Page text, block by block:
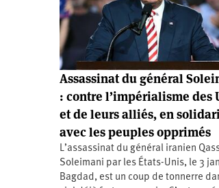
Assassinat du général
: contre l’impérialisme des
et de leurs alliés, en
avec les peuples opprimés
L’assassinat du général iranien
Soleimani par les États-Unis, le 3
Bagdad, est un coup de tonnerre